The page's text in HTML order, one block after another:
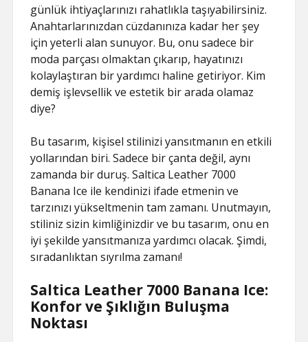
günlük ihtiyaçlarınızı rahatlıkla taşıyabilirsiniz.
Anahtarlarınızdan cüzdanınıza kadar her şey
için yeterli alan sunuyor. Bu, onu sadece bir
moda parçası olmaktan çıkarıp, hayatınızı
kolaylaştıran bir yardımcı haline getiriyor. Kim
demiş işlevsellik ve estetik bir arada olamaz
diye?
Bu tasarım, kişisel stilinizi yansıtmanın en etkili
yollarından biri. Sadece bir çanta değil, aynı
zamanda bir duruş. Saltica Leather 7000
Banana Ice ile kendinizi ifade etmenin ve
tarzınızı yükseltmenin tam zamanı. Unutmayın,
stiliniz sizin kimliğinizdir ve bu tasarım, onu en
iyi şekilde yansıtmanıza yardımcı olacak. Şimdi,
sıradanlıktan sıyrılma zamanı!
Saltica Leather 7000 Banana Ice:
Konfor ve Şıklığın Buluşma
Noktası